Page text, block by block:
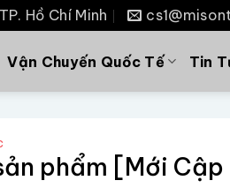
Hồ Chí Minh
Vận Chuyến Quốc Tế Tin
phẩm [Mới Cập